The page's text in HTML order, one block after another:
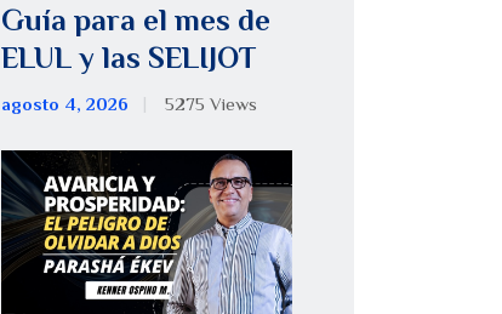
Guía para el mes de
ELUL y las SELIJOT
agosto 4, 2026 5275 Views